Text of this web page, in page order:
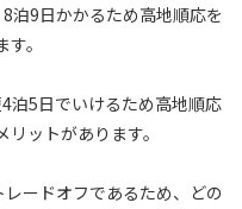
泊9日かかるため高地順応を
。
泊5日でいけるため高地順応
ットがあります。
ードオフであるため、どの